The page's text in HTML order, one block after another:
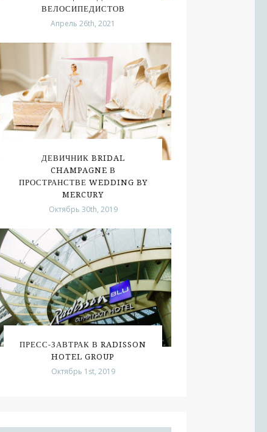
ВЕЛОСИПЕДИСТОВ
Апрель 26th, 2021
ДЕВИЧНИК BRIDAL
CHAMPAGNE В
ПРОСТРАНСТВЕ WEDDING BY
MERCURY
Октябрь 30th, 2019
ПРЕСС-ЗАВТРАК В RADISSON
HOTEL GROUP
Октябрь 1st, 2019